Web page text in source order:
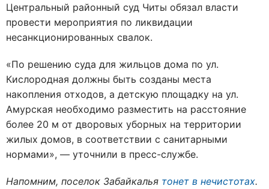
Центральный районный суд Читы обязал власти
провести мероприятия по ликвидации
несанкционированных свалок.
«По решению суда для жильцов дома по ул.
Кислородная должны быть созданы места
накопления отходов, а детскую площадку на ул.
Амурская необходимо разместить на расстояние
более 20 м от дворовых уборных на территории
жилых домов, в соответствии с санитарными
нормами», — уточнили в пресс-службе.
Напомним, поселок Забайкалья тонет в нечистотах.